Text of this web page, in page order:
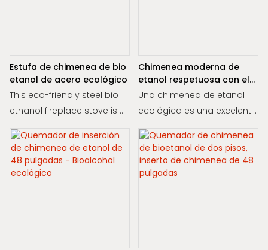
Estufa de chimenea de bio
etanol de acero ecológico
This eco-friendly steel bio
ethanol fireplace stove is a
stylish addition to any
indoor space. With a round
ethanol burner, it provides a
clean and efficient burning
Chimenea moderna de
etanol respetuosa con el
medio ambiente para
interiores para
apartamento
Una chimenea de etanol
ecológica es una excelente
opción para
apartamentos, ya que no
requiere chimenea ni
ventilación, lo que la hace